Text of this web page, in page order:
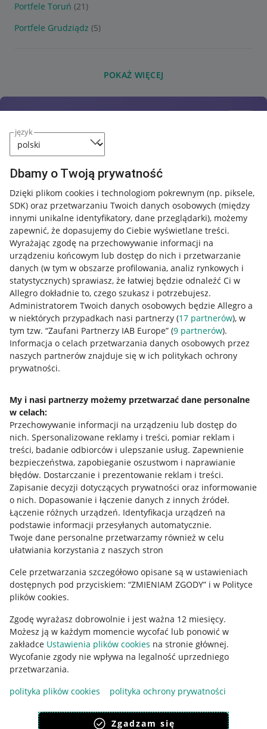
język
Dbamy o Twoją prywatność
Dzięki plikom cookies i technologiom pokrewnym (np. piksele,
SDK) oraz przetwarzaniu Twoich danych osobowych (między
innymi unikalne identyfikatory, dane przeglądarki), możemy
zapewnić, że dopasujemy do Ciebie wyświetlane treści.
Wyrażając zgodę na przechowywanie informacji na
urządzeniu końcowym lub dostęp do nich i przetwarzanie
danych (w tym w obszarze profilowania, analiz rynkowych i
statystycznych) sprawiasz, że łatwiej będzie odnaleźć Ci w
Allegro dokładnie to, czego szukasz i potrzebujesz.
Administratorem Twoich danych osobowych będzie Allegro a
w niektórych przypadkach nasi partnerzy (17 partnerów), w
tym tzw. “Zaufani Partnerzy IAB Europe” (9 partnerów).
Informacja o celach przetwarzania danych osobowych przez
naszych partnerów znajduje się w ich politykach ochrony
prywatności.
My i nasi partnerzy możemy przetwarzać dane personalne
w celach:
Przechowywanie informacji na urządzeniu lub dostęp do
nich. Spersonalizowane reklamy i treści, pomiar reklam i
treści, badanie odbiorców i ulepszanie usług. Zapewnienie
bezpieczeństwa, zapobieganie oszustwom i naprawianie
błędów. Dostarczanie i prezentowanie reklam i treści.
Zapisanie decyzji dotyczących prywatności oraz informowanie
o nich. Dopasowanie i łączenie danych z innych źródeł.
Łączenie różnych urządzeń. Identyfikacja urządzeń na
podstawie informacji przesyłanych automatycznie.
Twoje dane personalne przetwarzamy również w celu
ułatwiania korzystania z naszych stron
Cele przetwarzania szczegółowo opisane są w ustawieniach
dostępnych pod przyciskiem: “ZMIENIAM ZGODY” i w Polityce
plików cookies.
Zgodę wyrażasz dobrowolnie i jest ważna 12 miesięcy.
Możesz ją w każdym momencie wycofać lub ponowić w
zakładce Ustawienia plików cookies na stronie głównej.
Wycofanie zgody nie wpływa na legalność uprzedniego
przetwarzania.
polityka plików cookies
polityka ochrony prywatności
Zgadzam się
Portfele Toruń (21)
Portfele Grudziądz (5)
POKAŻ WIĘCEJ
Przydatne informacje
Jak to działa
Allegro Gadane dla sprzedających
Allegro Gadane dla kupujących
Mapa miejscowości
Informacje prawne
Regulamin
Polityka plików "cookies"
Ustawienia plików "cookies"
Udostępnianie lokalizacji
Informacje dla Aktu o Usługach Cyfrowych
Pobierz aplikację